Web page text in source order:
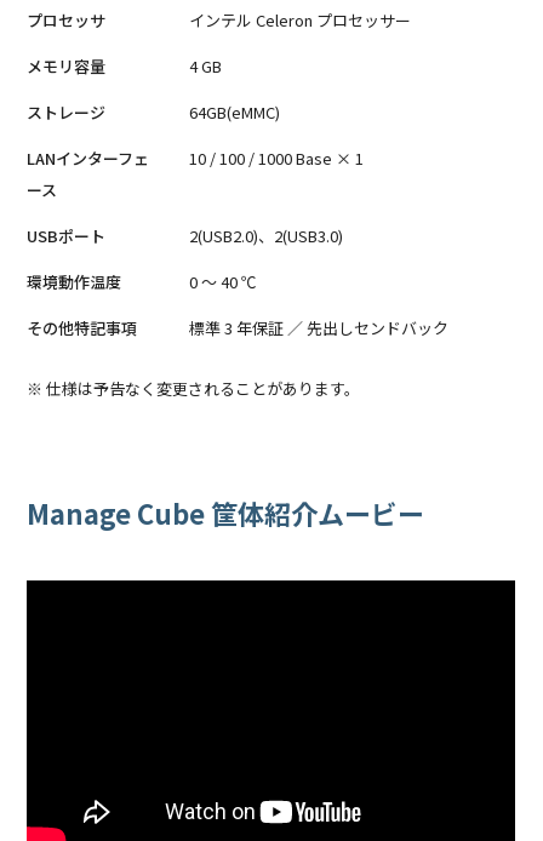
プロセッサ
インテル Celeron プロセッサー
メモリ容量
4 GB
ストレージ
64GB(eMMC)
LANインターフェ
ース
10 / 100 / 1000 Base × 1
USBポート
2(USB2.0)、2(USB3.0)
環境動作温度
0 ～ 40 ℃
その他特記事項
標準 3 年保証 ／ 先出しセンドバック
※ 仕様は予告なく変更されることがあります。
Manage Cube 筐体紹介ムービー